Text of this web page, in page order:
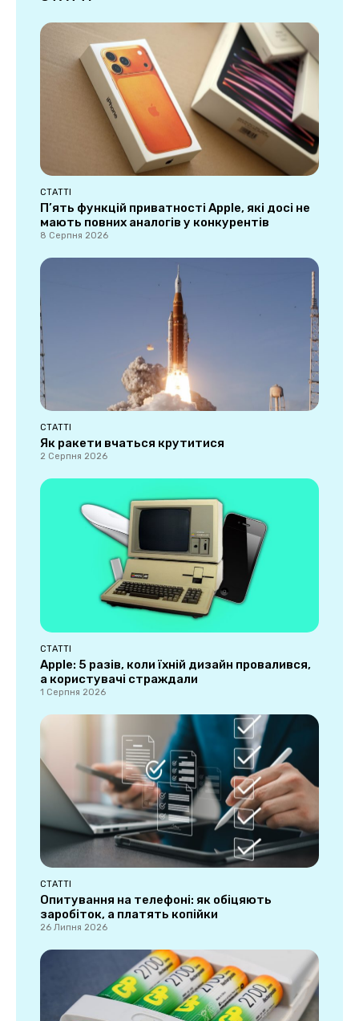
СТАТТІ
П’ять функцій приватності Apple, які досі не
мають повних аналогів у конкурентів
8 Серпня 2026
СТАТТІ
Як ракети вчаться крутитися
2 Серпня 2026
СТАТТІ
Apple: 5 разів, коли їхній дизайн провалився,
а користувачі страждали
1 Серпня 2026
СТАТТІ
Опитування на телефоні: як обіцяють
заробіток, а платять копійки
26 Липня 2026